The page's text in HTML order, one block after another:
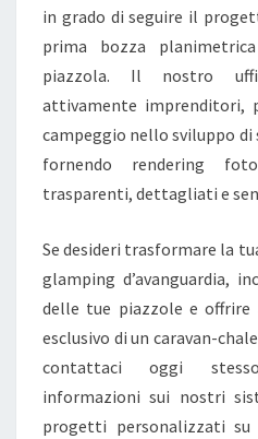
in grado di seguire il
prima bozza
piazzola. Il nostro
attivamente
campeggio nello sviluppo
fornendo rendering
trasparenti, dettagliati e
Se desideri trasformare la
glamping d’avanguardia,
delle tue piazzole e
esclusivo di un caravan-
contattaci oggi
informazioni sui nostri
progetti personalizzati